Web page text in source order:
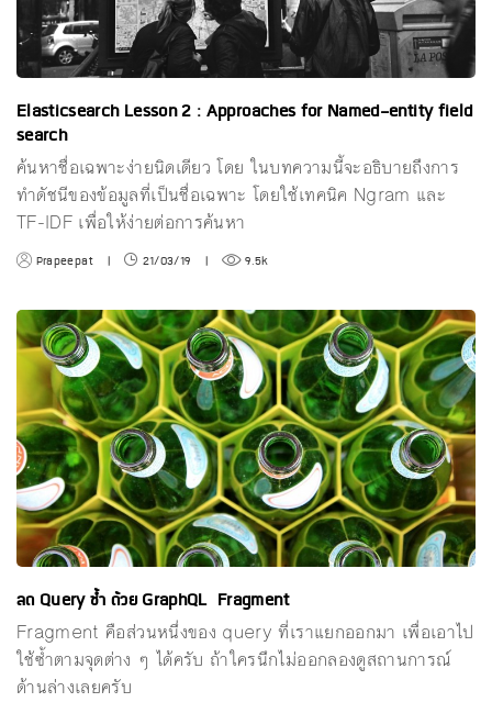
Elasticsearch Lesson 2 : Approaches for Named-entity field
search
ค้นหาชื่อเฉพาะง่ายนิดเดียว โดย ในบทความนี้จะอธิบายถึงการ
ทำดัชนีของข้อมูลที่เป็นชื่อเฉพาะ โดยใช้เทคนิค Ngram และ
TF-IDF เพื่อให้ง่ายต่อการค้นหา
Prapeepat | 21/03/19 | 9.5k
ลด Query ซ้ำ ด้วย GraphQL Fragment
Fragment คือส่วนหนึ่งของ query ที่เราแยกออกมา เพื่อเอาไป
ใช้ซ้ำตามจุดต่าง ๆ ได้ครับ ถ้าใครนึกไม่ออกลองดูสถานการณ์
ด้านล่างเลยครับ